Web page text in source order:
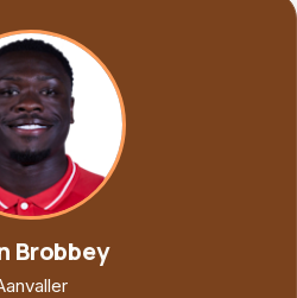
Brobbey